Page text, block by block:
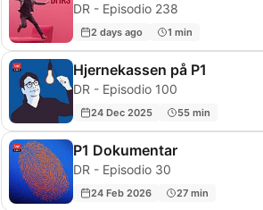
DR - Episodio 238
2 days ago 1 min
Hjernekassen på P1
DR - Episodio 100
24 Dec 2025 55 min
P1 Dokumentar
DR - Episodio 30
24 Feb 2026 27 min